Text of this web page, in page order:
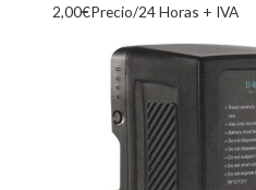
2,00€Precio/24 Horas + IVA